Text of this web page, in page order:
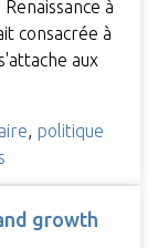
à
consacrée à
aux
, politique
growth